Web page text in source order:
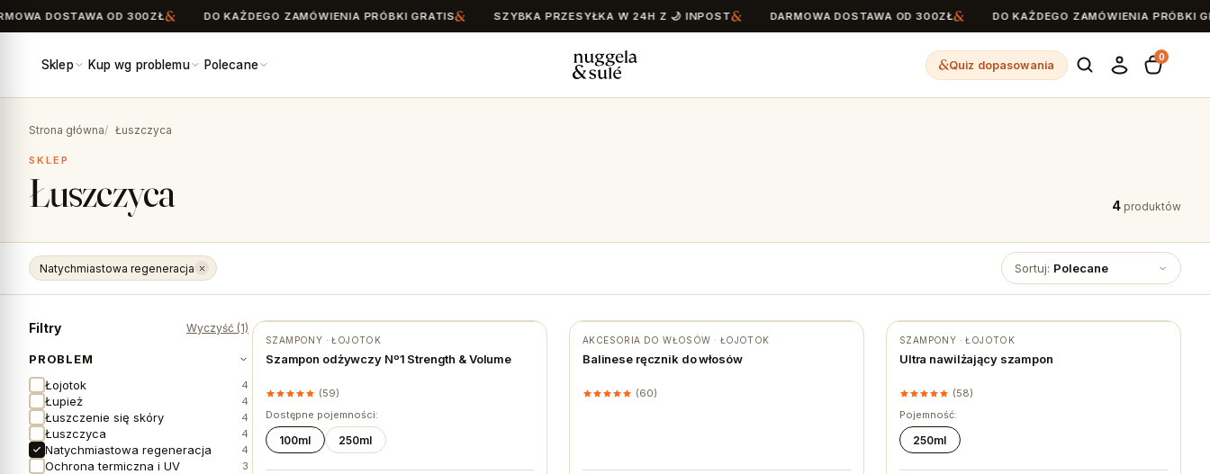
DOSTAWA OD 300ZŁ DO KAŻDEGO ZAMÓWIENIA PRÓBKI GRATIS SZYBKA PRZESYŁKA W 24H Z 🌙 INPOST DARMOWA DOSTAWA OD 300ZŁ DO KAŻDEGO ZAMÓWIENIA PRÓBKI
Sklep Kup wg problemu Polecane Quiz dopasowania
0
Strona główna Łuszczyca
SKLEP
Łuszczyca 4 produktów
Natychmiastowa regeneracja Sortuj: Polecane
Filtry Wyczyść (1)
PROBLEM
Łojotok
4
Łupież 4
Łuszczenie się skóry 4
Łuszczyca 4
Natychmiastowa regeneracja 4
Ochrona termiczna i UV 3
★ #1 BESTSELLER
SZAMPONY · ŁOJOTOK
Szampon odżywczy Nº1 Strength & Volume
(59)
Dostępne pojemności:
100ml 250ml
AKCESORIA DO WŁOSÓW · ŁOJOTOK
Balinese ręcznik do włosów
(60)
★ #1 BESTSELLER
SZAMPONY · ŁOJOTOK
Ultra nawilżający szampon
(58)
Pojemność:
250ml